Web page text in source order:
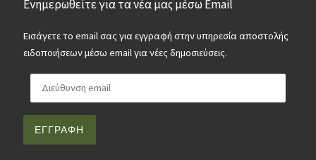
Ενημερωθείτε για τα νέα μας μέσω Email
Εισάγετε το email σας για εγγραφή στην υπηρεσία αποστολής
ειδοποιήσεων μέσω email για νέες δημοσιεύσεις.
Διεύθυνση email
ΕΓΓΡΑΦΉ